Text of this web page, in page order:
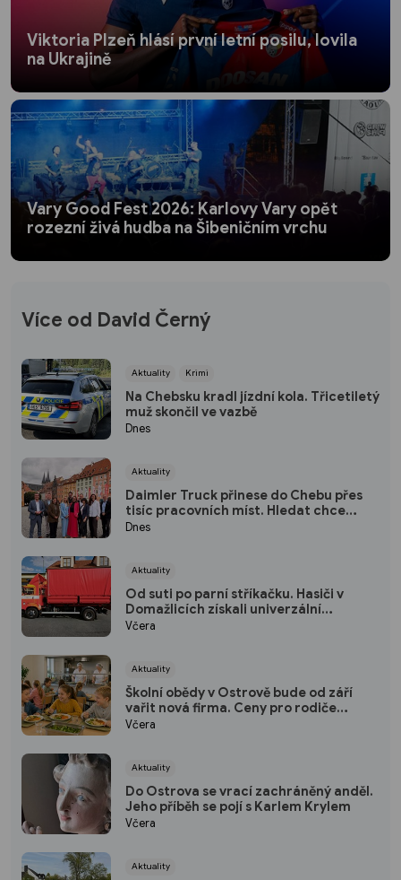
Viktoria Plzeň hlásí první letní posilu, lovila
na Ukrajině
Vary Good Fest 2026: Karlovy Vary opět
rozezní živá hudba na Šibeničním vrchu
Více od David Černý
Aktuality Krimi
Na Chebsku kradl jízdní kola. Třicetiletý
muž skončil ve vazbě
Dnes
Aktuality
Daimler Truck přinese do Chebu přes
tisíc pracovních míst. Hledat chce
hlavně lidi z regionu
Dnes
Aktuality
Od suti po parní stříkačku. Hasiči v
Domažlicích získali univerzální
kontejner
Včera
Aktuality
Školní obědy v Ostrově bude od září
vařit nová firma. Ceny pro rodiče
zůstávají stejné
Včera
Aktuality
Do Ostrova se vrací zachráněný anděl.
Jeho příběh se pojí s Karlem Krylem
Včera
Aktuality